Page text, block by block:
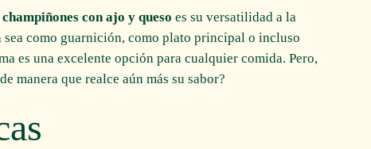
con ajo y queso es su versatilidad a la
sea como guarnición, como plato principal o incluso
es una excelente opción para cualquier comida. Pero,
manera que realce aún más su sabor?